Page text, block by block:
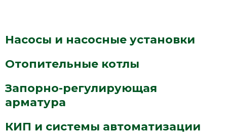
Насосы и насосные установки
Отопительные котлы
Запорно-регулирующая
арматура
КИП и системы автоматизации